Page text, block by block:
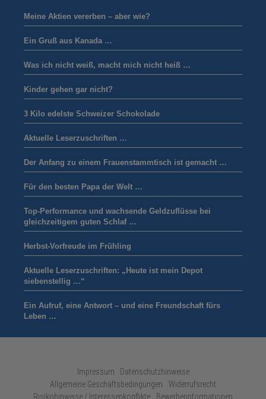
Meine Aktien vererben – aber wie?
Ein Gruß aus Kanada …
Was ich nicht weiß, macht mich nicht heiß …
Kinder gehen gar nicht?
3 Kilo edelste Schweizer Schokolade
Aktuelle Leserzuschriften …
Der Anfang zu einem Frauenstammtisch ist gemacht …
Für den besten Papa der Welt …
Top-Performance und wachsende Geldzuflüsse bei
gleichzeitigem guten Schlaf …
Herbst-Vorfreude im Frühling
Aktuelle Leserzuschriften: „Heute ist mein Depot
siebenstellig …“
Ein Aufruf, eine Antwort – und eine Freundschaft fürs
Leben …
Impressum · Datenschutzhinweise
Allgemeine Geschäftsbedingungen
Widerrufsrecht
Risikohinweise / Interessenkonflikte
Bewerberinformationen